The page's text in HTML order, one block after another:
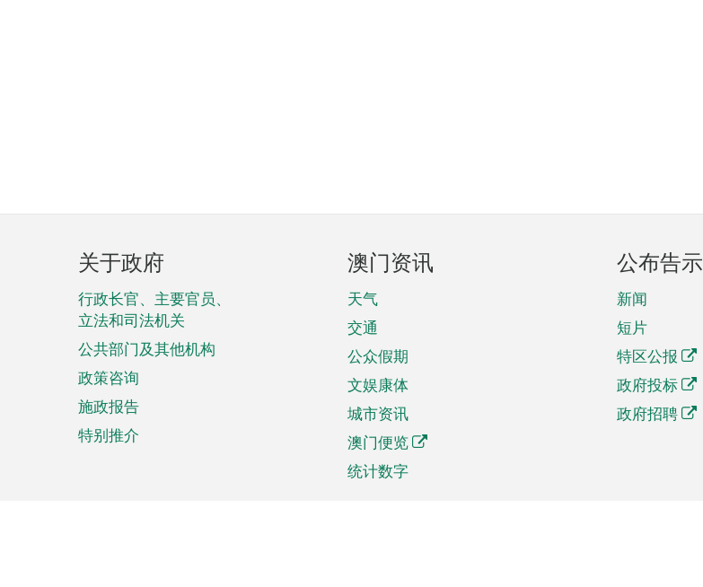
页
脚
菜
单
关于政府
行政长官、主要官员、
立法和司法机关
公共部门及其他机构
政策咨询
施政报告
特别推介
澳门资讯
天气
交通
公众假期
文娱康体
城市资讯
澳门便览
统计数字
公布告示
新闻
短片
特区公报
政府投标
政府招聘